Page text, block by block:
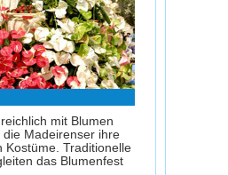
mit Blumen
Madeirenser ihre
Kostüme. Traditionelle
das Blumenfest